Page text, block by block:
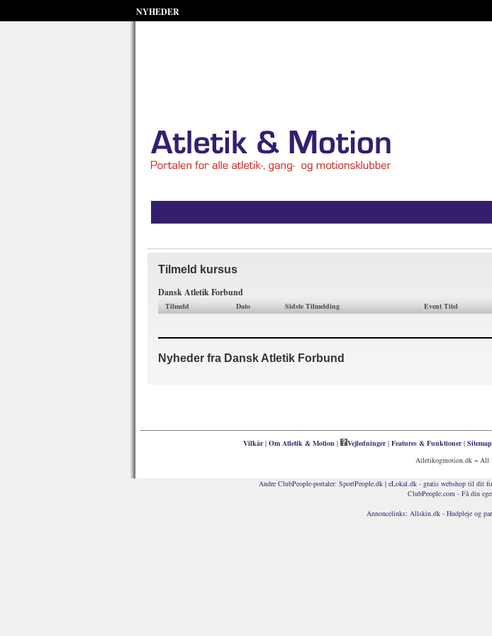
NYHEDER
Tilmeld kursus
Dansk Atletik Forbund
Tilmeld Dato Sidste Tilmelding Event Titel
Nyheder fra Dansk Atletik Forbund
Vilkår| Om Atletik & Motion| Vejledninger| Features & Funktioner| Sitemap
Atletikogmotion.dk ~ All
Andre ClubPeople-portaler: SportPeople.dk | eLokal.dk - gratis webshop til dit
ClubPeople.com - Få din
Annoncelinks: Allskin.dk - Hudpleje og